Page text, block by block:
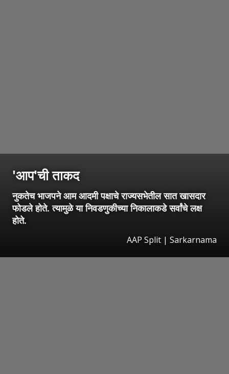
'आप'ची ताकद
नुकतेच भाजपने आम आदमी पक्षाचे राज्यसभेतील सात खासदार
फोडले होते. त्यामुळे या निवडणुकीच्या निकालाकडे सर्वांचे लक्ष
होते.
AAP Split | Sarkarnama